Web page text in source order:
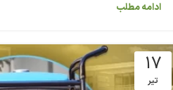
ادامه مطلب
17
تیر